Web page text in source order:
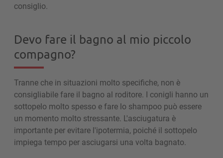
consiglio.
Devo fare il bagno al mio piccolo
compagno?
Tranne che in situazioni molto specifiche, non è
consigliabile fare il bagno al roditore. I conigli hanno un
sottopelo molto spesso e fare lo shampoo può essere
un momento molto stressante. L'asciugatura è
importante per evitare l'ipotermia, poiché il sottopelo
impiega tempo per asciugarsi una volta bagnato.